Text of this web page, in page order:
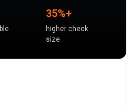
35%+
higher check
size